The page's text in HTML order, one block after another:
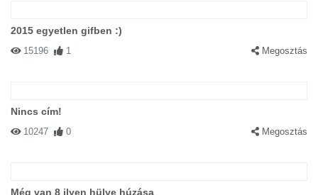
2015 egyetlen gifben :)
15196 1 Megosztás
Nincs cím!
10247 0 Megosztás
Még van 8 ilyen hülye húzása